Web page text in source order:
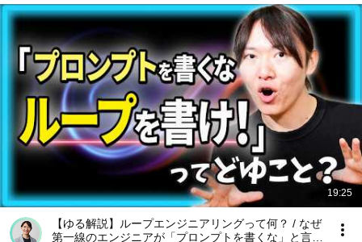
19:25
【ゆる解説】ループエンジニアリングって何？ / なぜ
第一線のエンジニアが「プロンプトを書くな」と言っ